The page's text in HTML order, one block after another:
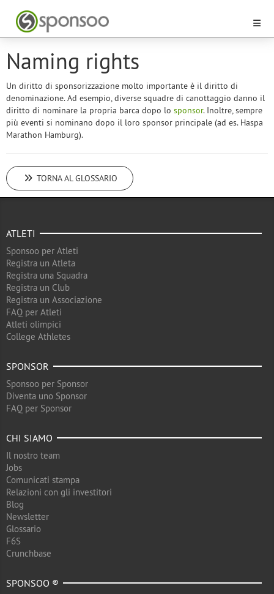
Naming rights
Un diritto di sponsorizzazione molto importante è il diritto di
denominazione. Ad esempio, diverse squadre di canottaggio danno il
diritto di nominare la propria barca dopo lo sponsor. Inoltre, sempre
più eventi si nominano dopo il loro sponsor principale (ad es. Haspa
Marathon Hamburg).
TORNA AL GLOSSARIO
ATLETI
Sponsoo per Atleti
Registra un Atleta
Registra una Squadra
Registra un Club
Registra un Associazione
FAQ per Atleti
Atleti olimpici
College Athletes
SPONSOR
Sponsoo per Sponsor
Diventa uno Sponsor
FAQ per Sponsor
CHI SIAMO
Il nostro team
Jobs
Comunicati stampa
Relazioni con gli investitori
Blog
Newsletter
Glossario
F6S
Crunchbase
SPONSOO ®